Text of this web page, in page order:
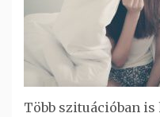
Több szituációban